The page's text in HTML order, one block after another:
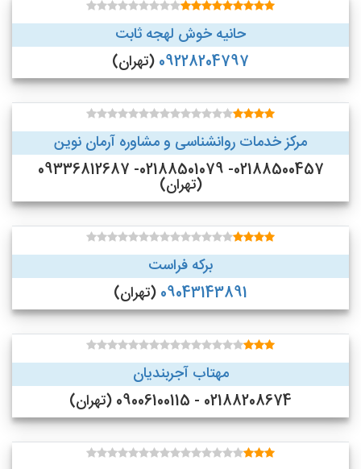
حانیه خوش لهجه ثابت
09228204797 (تهران)
مرکز خدمات روانشناسی و مشاوره آرمان نوین
02188500457- 02188501079- 09336812687
(تهران)
برکه فراست
09043143891 (تهران)
مهتاب آجربندیان
02188208674 - 09006100115 (تهران)